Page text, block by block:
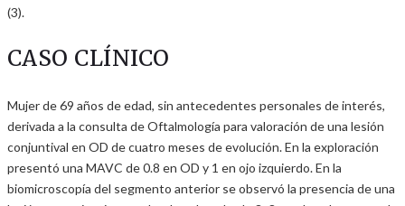
(3).
CASO CLÍNICO
Mujer de 69 años de edad, sin antecedentes personales de interés,
derivada a la consulta de Oftalmología para valoración de una lesión
conjuntival en OD de cuatro meses de evolución. En la exploración
presentó una MAVC de 0.8 en OD y 1 en ojo izquierdo. En la
biomicroscopía del segmento anterior se observó la presencia de una